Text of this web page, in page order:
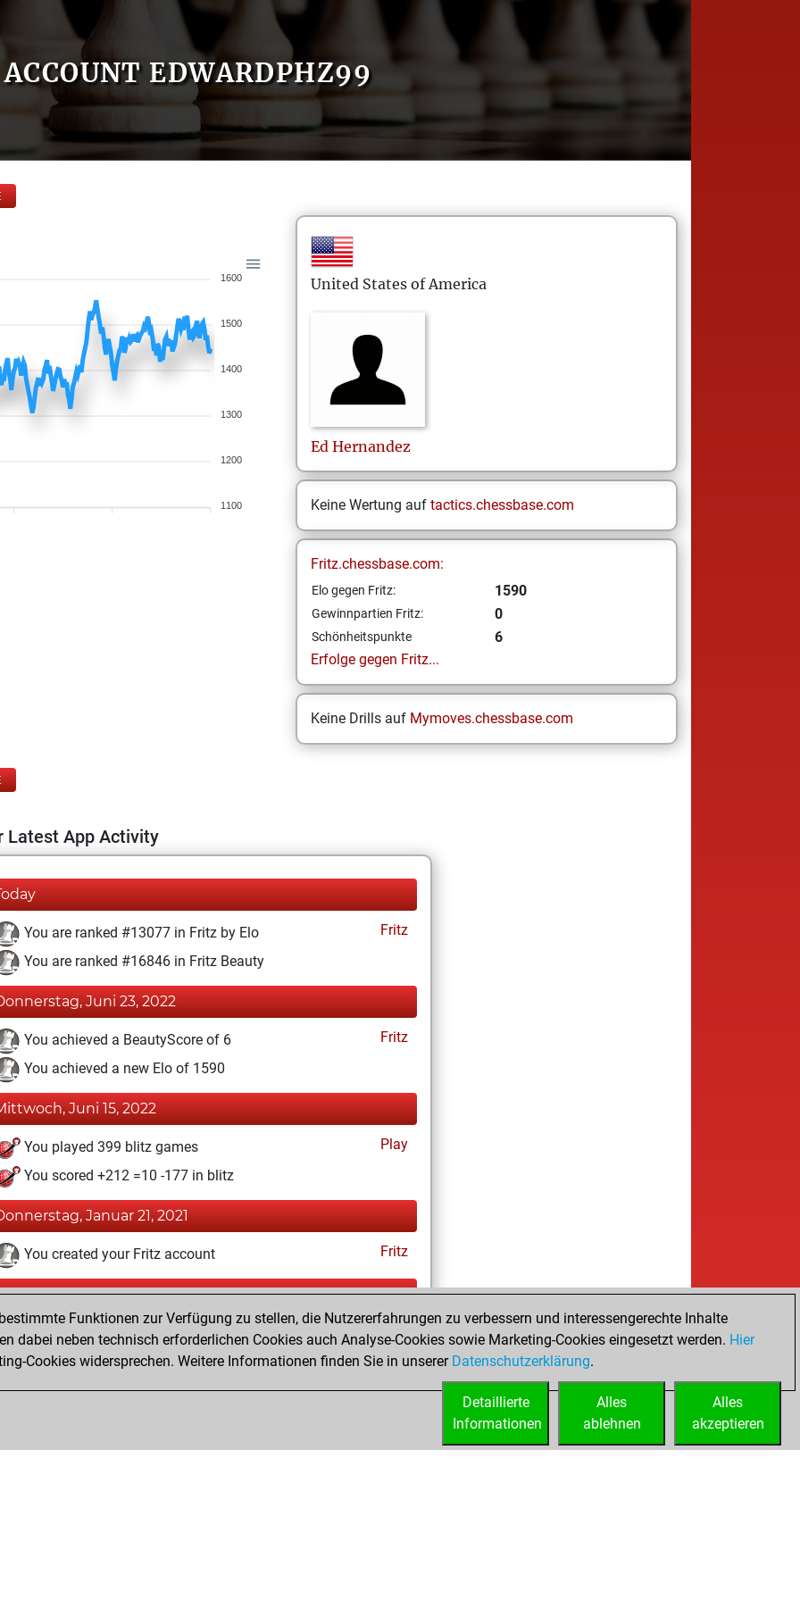
ACCOUNT EDWARDPHZ99
1600
1500
1400
1300
1200
1100
United States of America
Ed Hernandez
Keine Wertung auf tactics.chessbase.com
Fritz.chessbase.com:
Elo gegen Fritz: 1590
Gewinnpartien Fritz: 0
Schönheitspunkte
6
Erfolge gegen Fritz...
Keine Drills auf Mymoves.chessbase.com
Latest App Activity
You are ranked #13077 in Fritz by Elo
Fritz
You are ranked #16846 in Fritz Beauty
Juni 23, 2022
You achieved a BeautyScore of 6
Fritz
You achieved a new Elo of 1590
Juni 15, 2022
You played 399 blitz games
Play
You scored +212 =10 -177 in blitz
Januar 21, 2021
You created your Fritz account Fritz
März 12, 2020
You played 1 slow games
Play
You scored +0 =0 -1 in slow games
Funktionen zur Verfügung zu stellen, die Nutzererfahrungen zu verbessern und interessengerechte Inhalte
dabei neben technisch erforderlichen Cookies auch Analyse-Cookies sowie Marketing-Cookies eingesetzt werden. Hier
Cookies widersprechen. Weitere Informationen finden Sie in unserer Datenschutzerklärung.
Alles
akzeptieren
Alles
ablehnen
Detaillierte
Informationen